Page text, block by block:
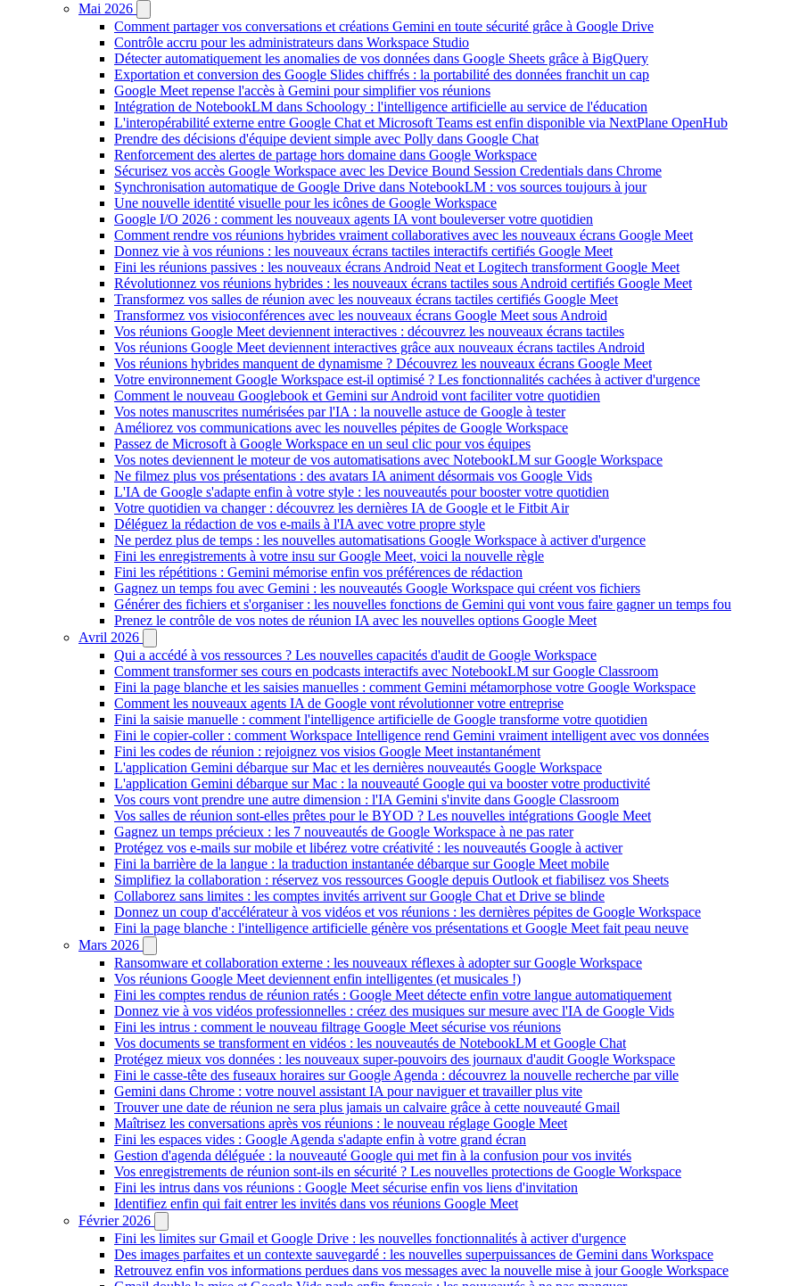
Mai 2026
Comment partager vos conversations et créations Gemini en toute sécurité grâce à Google Drive
Contrôle accru pour les administrateurs dans Workspace Studio
Détecter automatiquement les anomalies de vos données dans Google Sheets grâce à BigQuery
Exportation et conversion des Google Slides chiffrés : la portabilité des données franchit un cap
Google Meet repense l'accès à Gemini pour simplifier vos réunions
Intégration de NotebookLM dans Schoology : l'intelligence artificielle au service de l'éducation
L'interopérabilité externe entre Google Chat et Microsoft Teams est enfin disponible via NextPlane OpenHub
Prendre des décisions d'équipe devient simple avec Polly dans Google Chat
Renforcement des alertes de partage hors domaine dans Google Workspace
Sécurisez vos accès Google Workspace avec les Device Bound Session Credentials dans Chrome
Synchronisation automatique de Google Drive dans NotebookLM : vos sources toujours à jour
Une nouvelle identité visuelle pour les icônes de Google Workspace
Google I/O 2026 : comment les nouveaux agents IA vont bouleverser votre quotidien
Comment rendre vos réunions hybrides vraiment collaboratives avec les nouveaux écrans Google Meet
Donnez vie à vos réunions : les nouveaux écrans tactiles interactifs certifiés Google Meet
Fini les réunions passives : les nouveaux écrans Android Neat et Logitech transforment Google Meet
Révolutionnez vos réunions hybrides : les nouveaux écrans tactiles sous Android certifiés Google Meet
Transformez vos salles de réunion avec les nouveaux écrans tactiles certifiés Google Meet
Transformez vos visioconférences avec les nouveaux écrans Google Meet sous Android
Vos réunions Google Meet deviennent interactives : découvrez les nouveaux écrans tactiles
Vos réunions Google Meet deviennent interactives grâce aux nouveaux écrans tactiles Android
Vos réunions hybrides manquent de dynamisme ? Découvrez les nouveaux écrans Google Meet
Votre environnement Google Workspace est-il optimisé ? Les fonctionnalités cachées à activer d'urgence
Comment le nouveau Googlebook et Gemini sur Android vont faciliter votre quotidien
Vos notes manuscrites numérisées par l'IA : la nouvelle astuce de Google à tester
Améliorez vos communications avec les nouvelles pépites de Google Workspace
Passez de Microsoft à Google Workspace en un seul clic pour vos équipes
Vos notes deviennent le moteur de vos automatisations avec NotebookLM sur Google Workspace
Ne filmez plus vos présentations : des avatars IA animent désormais vos Google Vids
L'IA de Google s'adapte enfin à votre style : les nouveautés pour booster votre quotidien
Votre quotidien va changer : découvrez les dernières IA de Google et le Fitbit Air
Déléguez la rédaction de vos e-mails à l'IA avec votre propre style
Ne perdez plus de temps : les nouvelles automatisations Google Workspace à activer d'urgence
Fini les enregistrements à votre insu sur Google Meet, voici la nouvelle règle
Fini les répétitions : Gemini mémorise enfin vos préférences de rédaction
Gagnez un temps fou avec Gemini : les nouveautés Google Workspace qui créent vos fichiers
Générer des fichiers et s'organiser : les nouvelles fonctions de Gemini qui vont vous faire gagner un temps fou
Prenez le contrôle de vos notes de réunion IA avec les nouvelles options Google Meet
Avril 2026
Qui a accédé à vos ressources ? Les nouvelles capacités d'audit de Google Workspace
Comment transformer ses cours en podcasts interactifs avec NotebookLM sur Google Classroom
Fini la page blanche et les saisies manuelles : comment Gemini métamorphose votre Google Workspace
Comment les nouveaux agents IA de Google vont révolutionner votre entreprise
Fini la saisie manuelle : comment l'intelligence artificielle de Google transforme votre quotidien
Fini le copier-coller : comment Workspace Intelligence rend Gemini vraiment intelligent avec vos données
Fini les codes de réunion : rejoignez vos visios Google Meet instantanément
L'application Gemini débarque sur Mac et les dernières nouveautés Google Workspace
L'application Gemini débarque sur Mac : la nouveauté Google qui va booster votre productivité
Vos cours vont prendre une autre dimension : l'IA Gemini s'invite dans Google Classroom
Vos salles de réunion sont-elles prêtes pour le BYOD ? Les nouvelles intégrations Google Meet
Gagnez un temps précieux : les 7 nouveautés de Google Workspace à ne pas rater
Protégez vos e-mails sur mobile et libérez votre créativité : les nouveautés Google à activer
Fini la barrière de la langue : la traduction instantanée débarque sur Google Meet mobile
Simplifiez la collaboration : réservez vos ressources Google depuis Outlook et fiabilisez vos Sheets
Collaborez sans limites : les comptes invités arrivent sur Google Chat et Drive se blinde
Donnez un coup d'accélérateur à vos vidéos et vos réunions : les dernières pépites de Google Workspace
Fini la page blanche : l'intelligence artificielle génère vos présentations et Google Meet fait peau neuve
Mars 2026
Ransomware et collaboration externe : les nouveaux réflexes à adopter sur Google Workspace
Vos réunions Google Meet deviennent enfin intelligentes (et musicales !)
Fini les comptes rendus de réunion ratés : Google Meet détecte enfin votre langue automatiquement
Donnez vie à vos vidéos professionnelles : créez des musiques sur mesure avec l'IA de Google Vids
Fini les intrus : comment le nouveau filtrage Google Meet sécurise vos réunions
Vos documents se transforment en vidéos : les nouveautés de NotebookLM et Google Chat
Protégez mieux vos données : les nouveaux super-pouvoirs des journaux d'audit Google Workspace
Fini le casse-tête des fuseaux horaires sur Google Agenda : découvrez la nouvelle recherche par ville
Gemini dans Chrome : votre nouvel assistant IA pour naviguer et travailler plus vite
Trouver une date de réunion ne sera plus jamais un calvaire grâce à cette nouveauté Gmail
Maîtrisez les conversations après vos réunions : le nouveau réglage Google Meet
Fini les espaces vides : Google Agenda s'adapte enfin à votre grand écran
Gestion d'agenda déléguée : la nouveauté Google qui met fin à la confusion pour vos invités
Vos enregistrements de réunion sont-ils en sécurité ? Les nouvelles protections de Google Workspace
Fini les intrus dans vos réunions : Google Meet sécurise enfin vos liens d'invitation
Identifiez enfin qui fait entrer les invités dans vos réunions Google Meet
Février 2026
Fini les limites sur Gmail et Google Drive : les nouvelles fonctionnalités à activer d'urgence
Des images parfaites et un contexte sauvegardé : les nouvelles superpuissances de Gemini dans Workspace
Retrouvez enfin vos informations perdues dans vos messages avec la nouvelle mise à jour Google Workspace